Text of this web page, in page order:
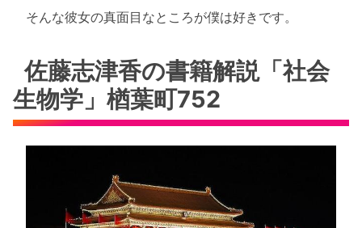
そんな彼女の真面目なところが僕は好きです。
佐藤志津香の書籍解説「社会
生物学」楢葉町752